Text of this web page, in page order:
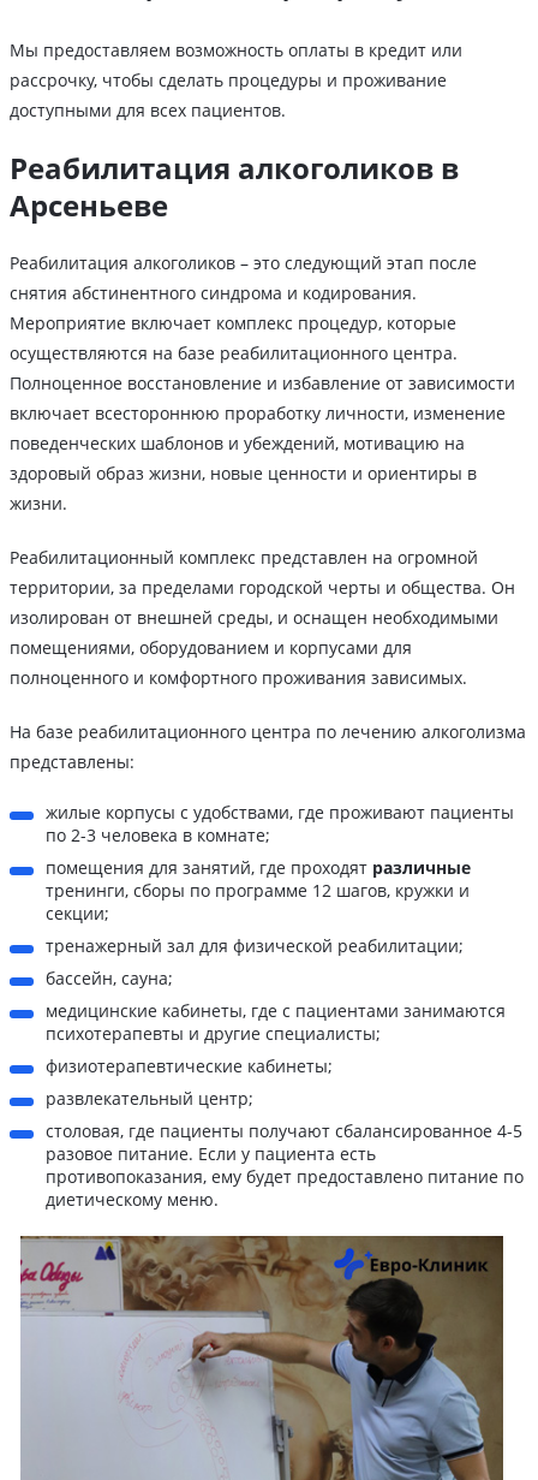
Мы предоставляем возможность оплаты в кредит или
рассрочку, чтобы сделать процедуры и проживание
доступными для всех пациентов.
Реабилитация алкоголиков в
Арсеньеве
Реабилитация алкоголиков – это следующий этап после
снятия абстинентного синдрома и кодирования.
Мероприятие включает комплекс процедур, которые
осуществляются на базе реабилитационного центра.
Полноценное восстановление и избавление от зависимости
включает всестороннюю проработку личности, изменение
поведенческих шаблонов и убеждений, мотивацию на
здоровый образ жизни, новые ценности и ориентиры в
жизни.
Реабилитационный комплекс представлен на огромной
территории, за пределами городской черты и общества. Он
изолирован от внешней среды, и оснащен необходимыми
помещениями, оборудованием и корпусами для
полноценного и комфортного проживания зависимых.
На базе реабилитационного центра по лечению алкоголизма
представлены:
жилые корпусы с удобствами, где проживают пациенты
по 2-3 человека в комнате;
помещения для занятий, где проходят различные
тренинги, сборы по программе 12 шагов, кружки и
секции;
тренажерный зал для физической реабилитации;
бассейн, сауна;
медицинские кабинеты, где с пациентами занимаются
психотерапевты и другие специалисты;
физиотерапевтические кабинеты;
развлекательный центр;
столовая, где пациенты получают сбалансированное 4-5
разовое питание. Если у пациента есть
противопоказания, ему будет предоставлено питание по
диетическому меню.